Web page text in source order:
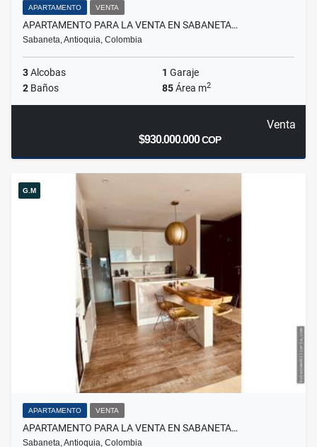
APARTAMENTO VENTA
APARTAMENTO PARA LA VENTA EN SABANETA…
Sabaneta, Antioquia, Colombia
3Alcobas 1 Garaje
2 Baños 85Área m2
Venta
$930.000.000COP
G.M
APARTAMENTO VENTA
APARTAMENTO PARA LA VENTA EN SABANETA…
Sabaneta, Antioquia, Colombia